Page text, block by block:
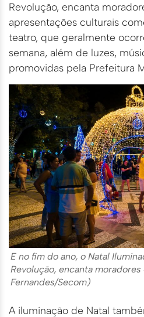
Revolução, encanta
apresentações culturais
teatro, que geralmente
semana, além de luzes,
promovidas pela Prefeitura
E no fim do ano, o Natal
Revolução, encanta
Fernandes/Secom)
A iluminação de Natal